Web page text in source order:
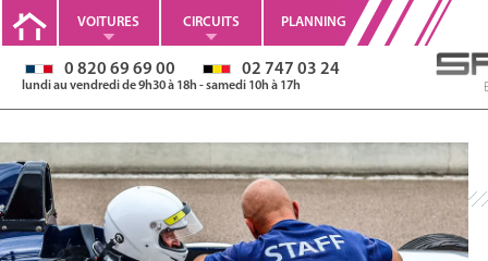
VOITURES CIRCUITS PLANNING
0 820 69 69 00 02 747 03 24
lundi au vendredi de 9h30 à 18h - samedi 10h à 17h